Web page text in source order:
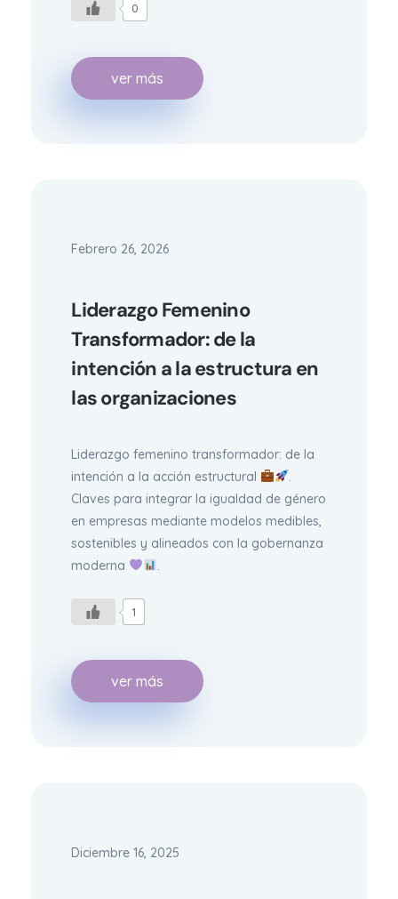
0
ver más
Febrero 26, 2026
Liderazgo Femenino
Transformador: de la
intención a la estructura en
las organizaciones
Liderazgo femenino transformador: de la
intención a la acción estructural
.
Claves para integrar la igualdad de género
en empresas mediante modelos medibles,
sostenibles y alineados con la gobernanza
moderna
.
1
ver más
Diciembre 16, 2025